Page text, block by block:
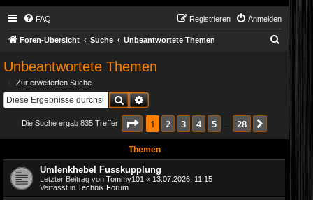
FAQ Anmelden
Registrieren
Foren-Übersicht Suche Unbeantwortete Themen
Unbeantwortete Themen
Zur erweiterten Suche
SucheErweiterte Suche
Die Suche ergab 835 Treffer Seite 1von 28
1 2 3 4 5 28
Themen
Umlenkhebel Fusskupplung
Letzter Beitrag von Tommy101 « 13.07.2026, 11:15
Verfasst in Technik Forum